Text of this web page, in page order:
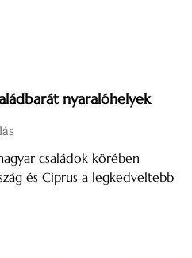
nyaralóhelyek
családok körében
és Ciprus a legkedveltebb